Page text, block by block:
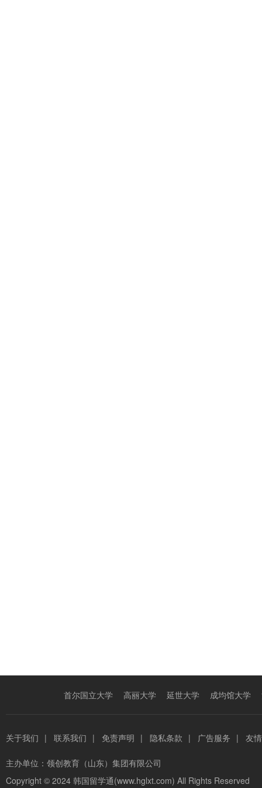
首尔国立大学 高丽大学 延世大学 成均馆大学
关于我们 | 联系我们 | 免责声明 | 隐私条款 | 广告服务 | 友
主办单位： 领创教育（山东）集团有限公司
Copyright © 2024 韩国留学通(www.hglxt.com) All Rights Reserved